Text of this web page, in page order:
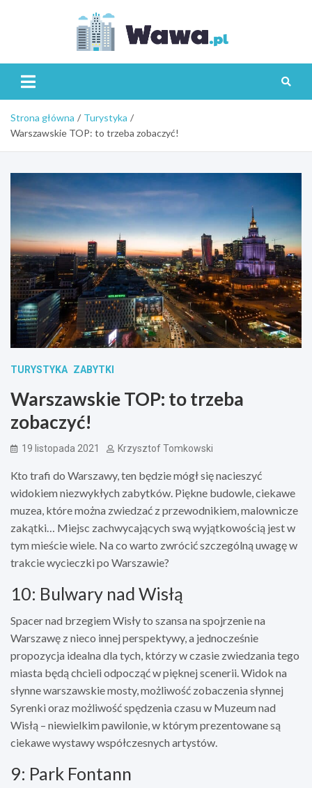
Strona główna
Turystyka
Warszawskie TOP: to trzeba zobaczyć!
TURYSTYKA ZABYTKI
Warszawskie TOP: to trzeba
zobaczyć!
19 listopada 2021 Krzysztof Tomkowski
Kto trafi do Warszawy, ten będzie mógł się nacieszyć
widokiem niezwykłych zabytków. Piękne budowle, ciekawe
muzea, które można zwiedzać z przewodnikiem, malownicze
zakątki… Miejsc zachwycających swą wyjątkowością jest w
tym mieście wiele. Na co warto zwrócić szczególną uwagę w
trakcie wycieczki po Warszawie?
10: Bulwary nad Wisłą
Spacer nad brzegiem Wisły to szansa na spojrzenie na
Warszawę z nieco innej perspektywy, a jednocześnie
propozycja idealna dla tych, którzy w czasie zwiedzania tego
miasta będą chcieli odpocząć w pięknej scenerii. Widok na
słynne warszawskie mosty, możliwość zobaczenia słynnej
Syrenki oraz możliwość spędzenia czasu w Muzeum nad
Wisłą – niewielkim pawilonie, w którym prezentowane są
ciekawe wystawy współczesnych artystów.
9: Park Fontann